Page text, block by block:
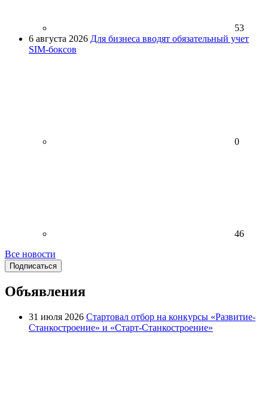
53
6 августа 2026 Для бизнеса вводят обязательный учет
SIM-боксов
0
46
Все новости
Подписаться
Объявления
31 июля 2026 Стартовал отбор на конкурсы «Развитие-
Станкостроение» и «Старт-Станкостроение»